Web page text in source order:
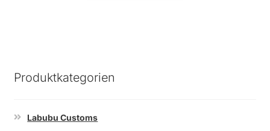
Produktkategorien
Labubu Customs